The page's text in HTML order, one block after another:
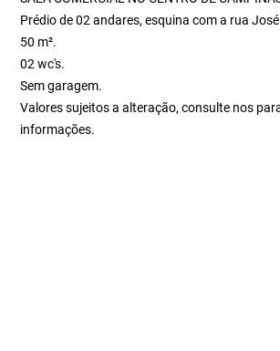
Prédio de 02 andares, esquina com a rua
50 m².
02 wc's.
Sem garagem.
Valores sujeitos a alteração, consulte nos
informações.